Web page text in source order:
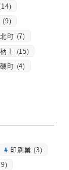
(9)
町 (7)
上 (15)
町 (4)
印刷業 (3)